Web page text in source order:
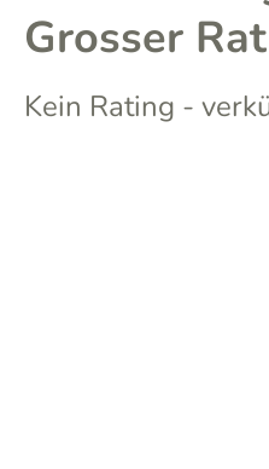
Grosser
Kein Rating -